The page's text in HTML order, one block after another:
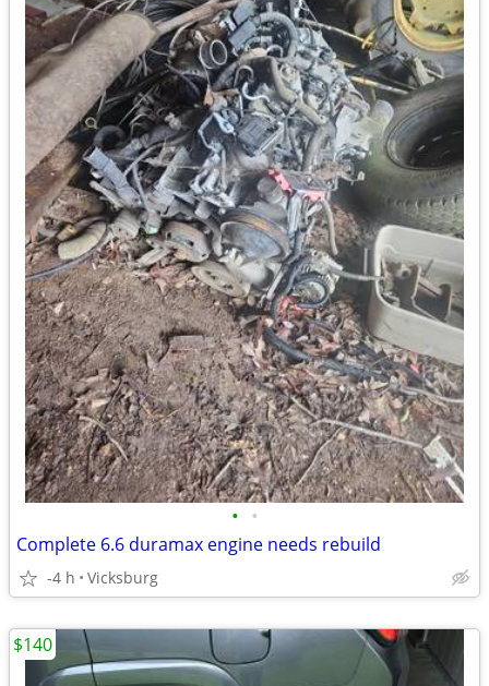
• •
Complete 6.6 duramax engine needs rebuild
-4 h Vicksburg
$140